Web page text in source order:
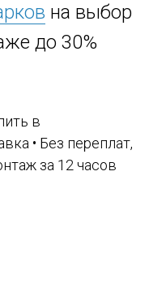
на выбор
до 30%
в
• Без переплат,
за 12 часов